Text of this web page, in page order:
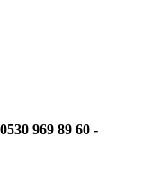
969 89 60 -